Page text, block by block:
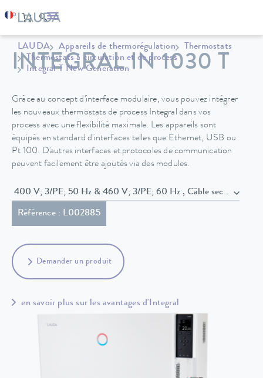
LAUDA Appareils de thermorégulation
Thermostats
Thermostats à circulation et de process
Integral T New Generation
INTEGRAL IN 1030 T
Grâce au concept d'interface modulaire, vous pouvez intégrer
les nouveaux thermostats de process Integral dans vos
process avec une flexibilité maximale. Les appareils sont
équipés en standard d'interfaces telles que Ethernet, USB ou
Pt 100. D'autres interfaces et protocoles de communication
peuvent facilement être ajoutés via des modules.
400 V; 3/PE; 50 Hz & 460 V; 3/
Référence : L002885
Demander un produit
en savoir plus sur les avantages d'Integral